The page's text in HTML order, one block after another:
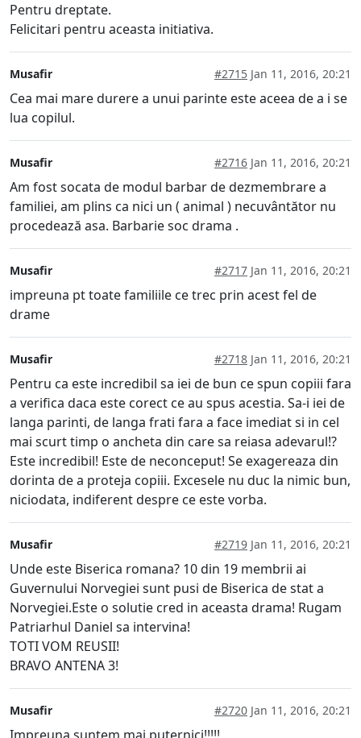
Pentru dreptate.
Felicitari pentru aceasta initiativa.
Musafir #2715 Jan 11, 2016, 20:21
Cea mai mare durere a unui parinte este aceea de a i se
lua copilul.
Musafir #2716 Jan 11, 2016, 20:21
Am fost socata de modul barbar de dezmembrare a
familiei, am plins ca nici un ( animal ) necuvântător nu
procedează asa. Barbarie soc drama .
Musafir #2717 Jan 11, 2016, 20:21
impreuna pt toate familiile ce trec prin acest fel de
drame
Musafir #2718 Jan 11, 2016, 20:21
Pentru ca este incredibil sa iei de bun ce spun copiii fara
a verifica daca este corect ce au spus acestia. Sa-i iei de
langa parinti, de langa frati fara a face imediat si in cel
mai scurt timp o ancheta din care sa reiasa adevarul!?
Este incredibil! Este de neconceput! Se exagereaza din
dorinta de a proteja copiii. Excesele nu duc la nimic bun,
niciodata, indiferent despre ce este vorba.
Musafir #2719 Jan 11, 2016, 20:21
Unde este Biserica romana? 10 din 19 membrii ai
Guvernului Norvegiei sunt pusi de Biserica de stat a
Norvegiei.Este o solutie cred in aceasta drama! Rugam
Patriarhul Daniel sa intervina!
TOTI VOM REUSII!
BRAVO ANTENA 3!
Musafir #2720 Jan 11, 2016, 20:21